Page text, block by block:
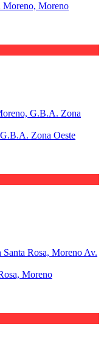
Moreno, Moreno
Zona Oeste
Moreno